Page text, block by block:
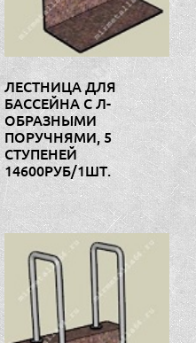
ЛЕСТНИЦА ДЛЯ
БАССЕЙНА С Л-
ОБРАЗНЫМИ
ПОРУЧНЯМИ, 5
СТУПЕНЕЙ
14600РУБ/1ШТ.